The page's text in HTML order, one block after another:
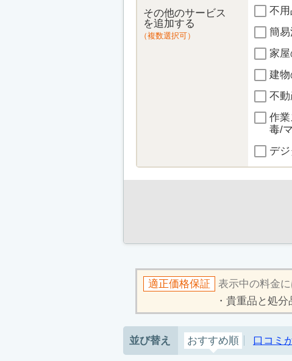
その他のサービス
を追加する
（複数選択可）
不用
簡
家
建物
不
作
毒/
デ
適正価格保証 表示中の料金
貴重品と処分
並び替え おすすめ順 口コミ